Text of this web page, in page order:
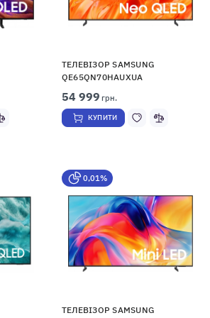
ТЕЛЕВІЗОР SAMSUNG
QE65QN70HAUXUA
54 999 грн.
КУПИТИ
0,01%
ТЕЛЕВІЗОР SAMSUNG